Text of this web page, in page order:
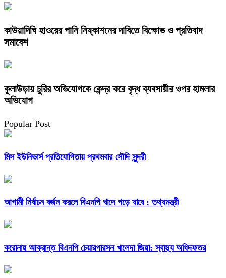
কাউয়াদিঘি হাওরের পানি নিষ্কাশনের দাবিতে বিক্ষোভ ও প্রতিবাদ
সমাবেশ
কুলাউড়ায় চুরির অভিযোগকে কেন্দ্র করে বৃদ্ধ ব্যবসায়ীর ওপর হামলার
অভিযোগ
Popular Post
মিস ইউনিভার্স প্রতিযোগিতায় প্রথমবার সৌদি সুন্দরী
আগামী নির্বাচন বর্জন করলে বিএনপি খাদে পড়ে যাবে : তথ্যমন্ত্রী
করোনায় আক্রান্ত বিএনপি চেয়ারপারসন খালেদা জিয়া: স্বাস্থ্য অধিদফতর